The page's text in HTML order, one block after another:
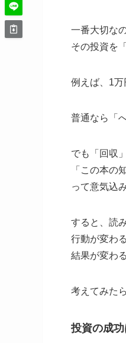
一番大切なの
その投資を
例えば、1万
普通なら「
でも「回収
「この本の
って意気込
すると、読
行動が変わる
結果が変わる
考えてみた
投資の成